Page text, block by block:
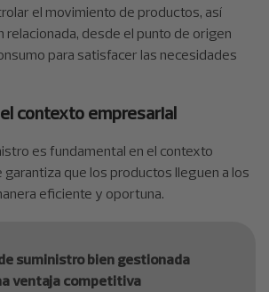
el movimiento de productos, así
relacionada, desde el punto de origen
para satisfacer las necesidades
contexto empresarial
es fundamental en el contexto
que los productos lleguen a los
eficiente y oportuna.
suministro bien gestionada
ventaja competitiva